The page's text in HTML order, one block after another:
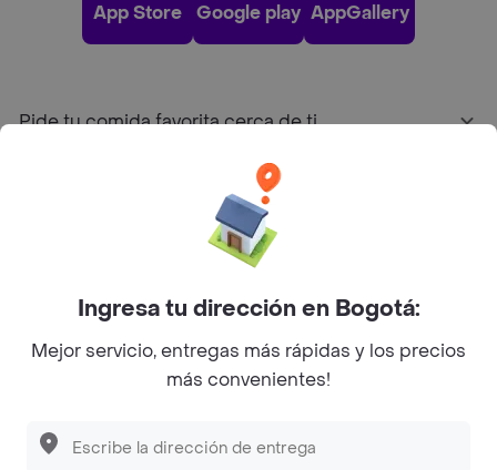
App Store Google play AppGallery
Pide tu comida favorita cerca de ti
Sobre Rappi
Facebook
Twitter
Instagram
©2026Rappi Inc. All rights reserved.
Ingresa tu dirección en Bogotá:
Mejor servicio, entregas más rápidas y los precios
más convenientes!